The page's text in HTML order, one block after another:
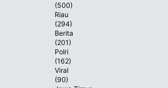
(500)
Riau
(294)
Berita
(201)
Polri
(162)
Viral
(90)